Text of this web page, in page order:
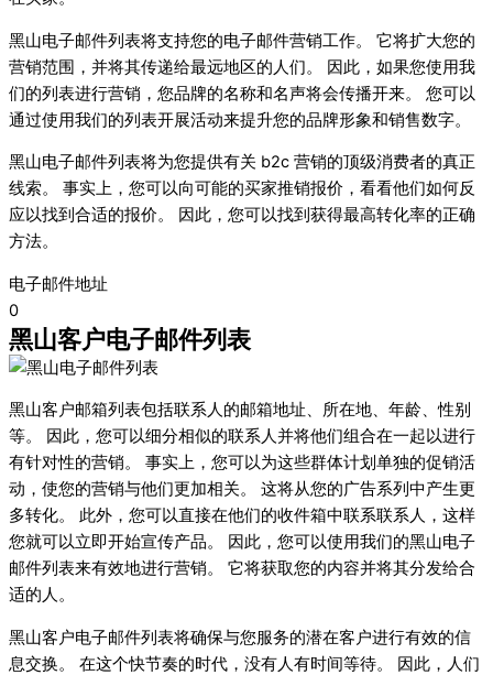
黑山电子邮件列表将支持您的电子邮件营销工作。 它将扩大您的
营销范围，并将其传递给最远地区的人们。 因此，如果您使用我
们的列表进行营销，您品牌的名称和名声将会传播开来。 您可以
通过使用我们的列表开展活动来提升您的品牌形象和销售数字。
黑山电子邮件列表将为您提供有关 b2c 营销的顶级消费者的真正
线索。 事实上，您可以向可能的买家推销报价，看看他们如何反
应以找到合适的报价。 因此，您可以找到获得最高转化率的正确
方法。
电子邮件地址
0
黑山客户电子邮件列表
黑山客户邮箱列表包括联系人的邮箱地址、所在地、年龄、性别
等。 因此，您可以细分相似的联系人并将他们组合在一起以进行
有针对性的营销。 事实上，您可以为这些群体计划单独的促销活
动，使您的营销与他们更加相关。 这将从您的广告系列中产生更
多转化。 此外，您可以直接在他们的收件箱中联系联系人，这样
您就可以立即开始宣传产品。 因此，您可以使用我们的黑山电子
邮件列表来有效地进行营销。 它将获取您的内容并将其分发给合
适的人。
黑山客户电子邮件列表将确保与您服务的潜在客户进行有效的信
息交换。 在这个快节奏的时代，没有人有时间等待。 因此，人们